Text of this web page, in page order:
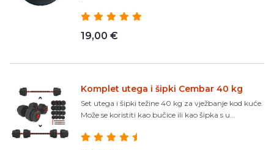
19,00 €
Komplet utega i šipki Cembar 40 kg
Set utega i šipki težine 40 kg za vježbanje kod kuće.
Može se koristiti kao bučice ili kao šipka s u...